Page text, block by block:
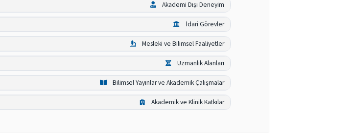
Akademi Dışı Deneyim
İdari Görevler
Mesleki ve Bilimsel Faaliyetler
Uzmanlık Alanları
Bilimsel Yayınlar ve Akademik Çalışmalar
Akademik ve Klinik Katkılar